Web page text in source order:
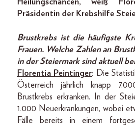
Heilungschancen, weiß
Präsidentin der Krebshilfe
Brustkrebs ist die häufigste
Frauen. Welche Zahlen an
in der Steiermark sind aktuell
Florentia Peintinger: Die
Österreich jährlich knapp
Brustkrebs erkranken. In der
1.000 Neuerkrankungen, wobei
Fälle bereits in einem